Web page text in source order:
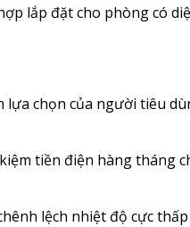
lắp đặt cho phòng có
chọn của người tiêu
tiền điện hàng tháng
lệch nhiệt độ cực thấp